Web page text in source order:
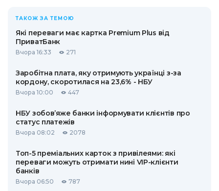
ТАКОЖ ЗА ТЕМОЮ
Які переваги має картка Premium Plus від
ПриватБанк
Вчора 16:33 271
Заробітна плата, яку отримують українці з-за
кордону, скоротилася на 23,6% - НБУ
Вчора 10:00 447
НБУ зобов’яже банки інформувати клієнтів про
статус платежів
Вчора 08:02 2078
Топ-5 преміальних карток з привілеями: які
переваги можуть отримати нині VIP-клієнти
банків
Вчора 06:50 787